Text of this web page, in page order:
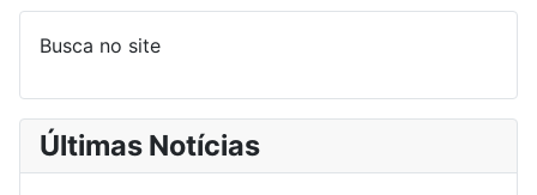
Busca no site
Últimas Notícias